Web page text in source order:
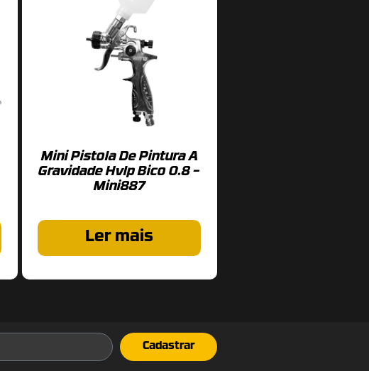
Mini Pistola De Pintura A
Gravidade Hvlp Bico 0.8 –
Mini887
Ler mais
Cadastrar